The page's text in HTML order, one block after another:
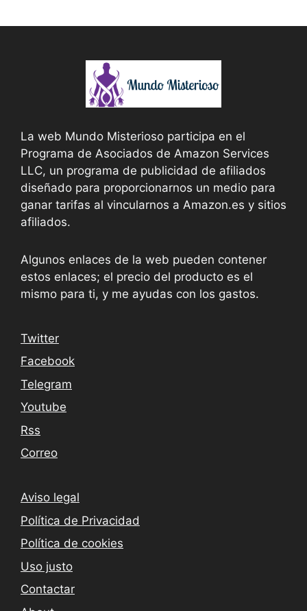
La web Mundo Misterioso participa en el
Programa de Asociados de Amazon Services
LLC, un programa de publicidad de afiliados
diseñado para proporcionarnos un medio para
ganar tarifas al vincularnos a Amazon.es y sitios
afiliados.
Algunos enlaces de la web pueden contener
estos enlaces; el precio del producto es el
mismo para ti, y me ayudas con los gastos.
Twitter
Facebook
Telegram
Youtube
Rss
Correo
Aviso legal
Política de Privacidad
Política de cookies
Uso justo
Contactar